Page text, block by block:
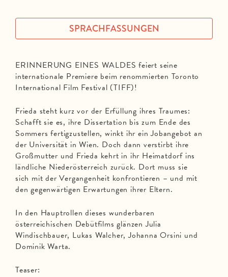
ERINNERUNG EINES WALDES feiert seine
internationale Premiere beim renommierten Toronto
International Film Festival (TIFF)!
Frieda steht kurz vor der Erfüllung ihres Traumes:
Schafft sie es, ihre Dissertation bis zum Ende des
Sommers fertigzustellen, winkt ihr ein Jobangebot an
der Universität in Wien. Doch dann verstirbt ihre
Großmutter und Frieda kehrt in ihr Heimatdorf ins
ländliche Niederösterreich zurück. Dort muss sie
sich mit der Vergangenheit konfrontieren – und mit
den gegenwärtigen Erwartungen ihrer Eltern.
In den Hauptrollen dieses wunderbaren
österreichischen Debütfilms glänzen Julia
Windischbauer, Lukas Walcher, Johanna Orsini und
Dominik Warta.
Teaser:
SPRACHFASSUNGEN